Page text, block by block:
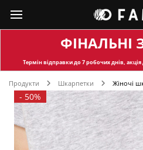
Термін відправкидо 7 робочих днів, акція
Продукти Шкарпетки Жіночі
- 50%